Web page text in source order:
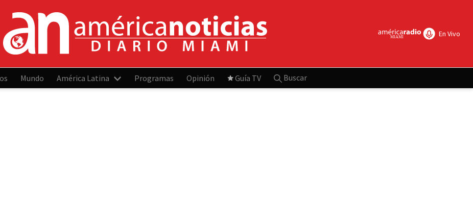
En Vivo
Mundo América Latina Programas Opinión Guía TV Buscar